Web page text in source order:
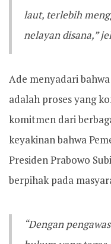
laut, terlebih
nelayan disana,”
Ade menyadari
adalah proses yang
komitmen dari
keyakinan bahwa
Presiden Prabowo
berpihak pada
“Dengan